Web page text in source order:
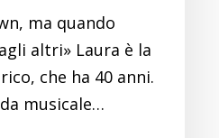
ma quando
altri» Laura è la
che ha 40 anni.
musicale…